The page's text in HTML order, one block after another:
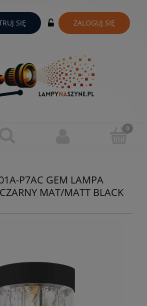
SIĘ ZALOGUJ SIĘ
P7AC GEM LAMPA
MAT/MATT BLACK